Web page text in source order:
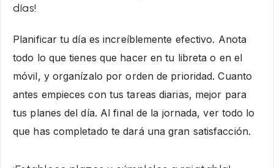
días!
Planificar tu día es increíblemente efectivo. Anota
todo lo que tienes que hacer en tu libreta o en el
móvil, y organízalo por orden de prioridad. Cuanto
antes empieces con tus tareas diarias, mejor para
tus planes del día. Al final de la jornada, ver todo lo
que has completado te dará una gran satisfacción.